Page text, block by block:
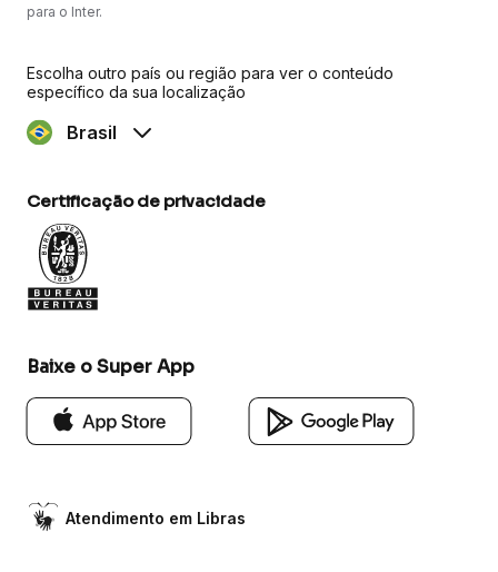
para o Inter.
Escolha outro país ou região para ver o conteúdo
específico da sua localização
Brasil
Certificação de privacidade
Baixe o Super App
Atendimento em Libras